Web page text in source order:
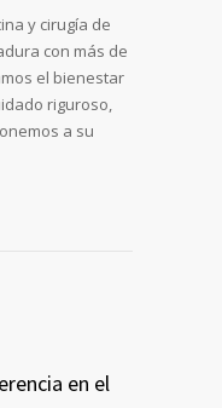
y cirugía de
con más de
el bienestar
riguroso,
a su
en el